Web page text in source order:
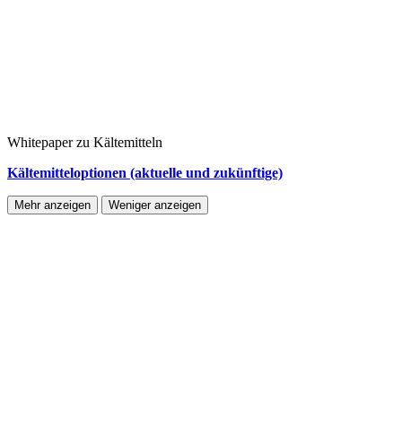
Whitepaper zu Kältemitteln
Kältemitteloptionen (aktuelle und zukünftige)
Mehr anzeigen Weniger anzeigen